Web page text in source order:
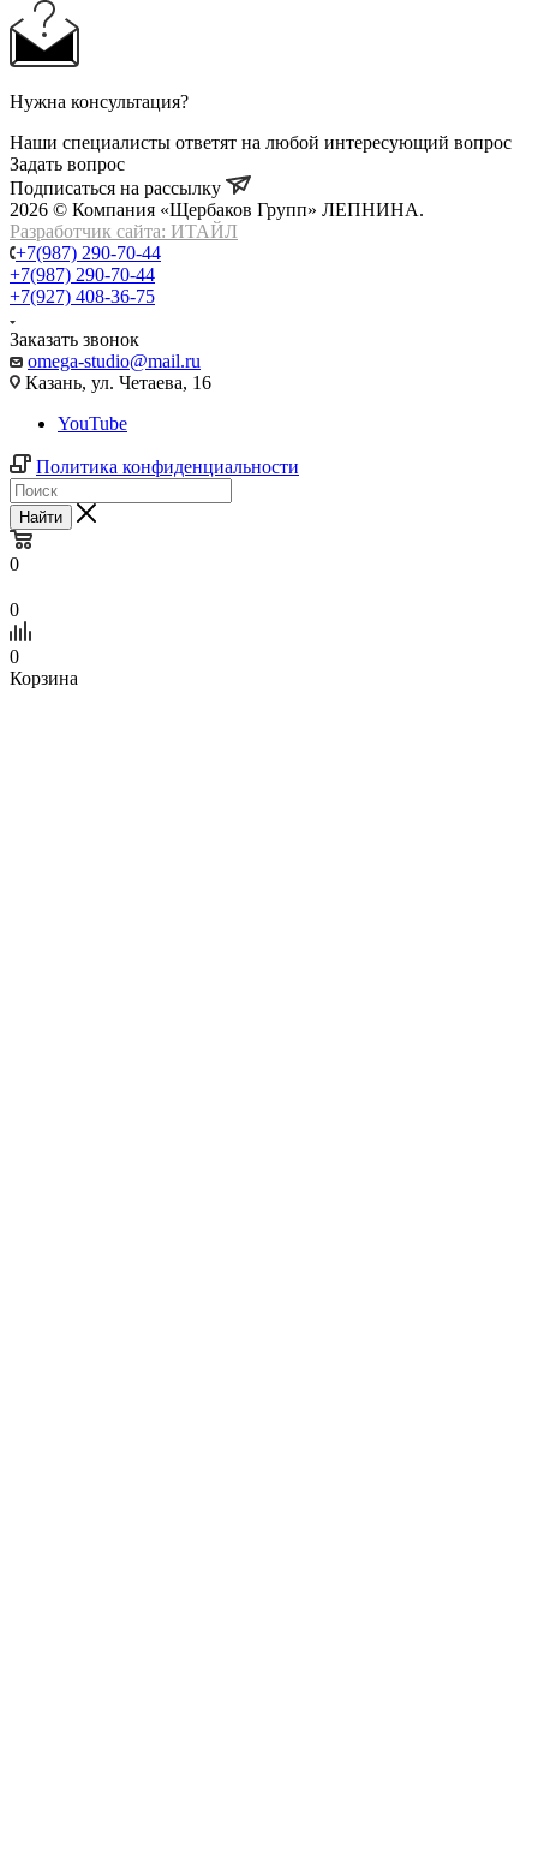
Нужна консультация?
Наши специалисты ответят на любой интересующий вопрос
Задать вопрос
Подписаться на рассылку
2026 © Компания «Щербаков Групп» ЛЕПНИНА.
Разработчик сайта: ИТАЙЛ
+7(987) 290-70-44
+7(987) 290-70-44
+7(927) 408-36-75
Заказать звонок
omega-studio@mail.ru
Казань, ул. Четаева, 16
YouTube
Политика конфиденциальности
Найти
0
0
0
Корзина